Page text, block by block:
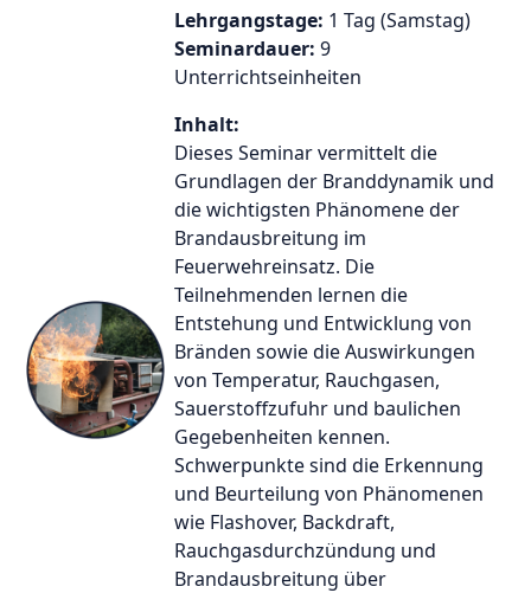
Lehrgangstage: 1 Tag (Samstag)
Seminardauer: 9
Unterrichtseinheiten
Inhalt:
Dieses Seminar vermittelt die
Grundlagen der Branddynamik und
die wichtigsten Phänomene der
Brandausbreitung im
Feuerwehreinsatz. Die
Teilnehmenden lernen die
Entstehung und Entwicklung von
Bränden sowie die Auswirkungen
von Temperatur, Rauchgasen,
Sauerstoffzufuhr und baulichen
Gegebenheiten kennen.
Schwerpunkte sind die Erkennung
und Beurteilung von Phänomenen
wie Flashover, Backdraft,
Rauchgasdurchzündung und
Brandausbreitung über